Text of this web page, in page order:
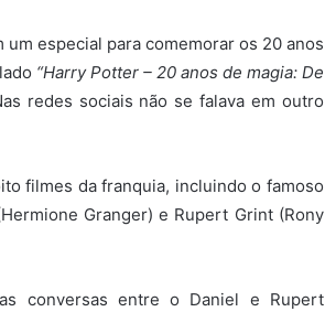
especial para comemorar os 20 anos
“Harry Potter – 20 anos de magia: De
redes sociais não se falava em outro
filmes da franquia, incluindo o famoso
Granger) e Rupert Grint (Rony
conversas entre o Daniel e Rupert